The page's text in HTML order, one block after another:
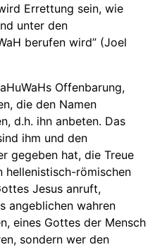
Errettung sein, wie
unter den
berufen wird” (Joel
Offenbarung,
die den Namen
d.h. ihn anbeten. Das
ihm und den
gegeben hat, die Treue
hellenistisch-römischen
Jesus anruft,
angeblichen wahren
eines Gottes der Mensch
sondern wer den